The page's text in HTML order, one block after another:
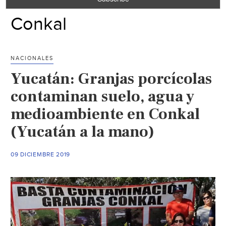
Conkal
NACIONALES
Yucatán: Granjas porcícolas
contaminan suelo, agua y
medioambiente en Conkal
(Yucatán a la mano)
09 DICIEMBRE 2019